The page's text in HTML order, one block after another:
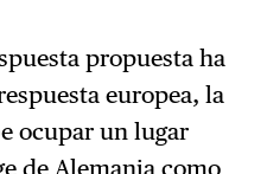
propuesta ha
europea, la
ocupar un lugar
de Alemania como